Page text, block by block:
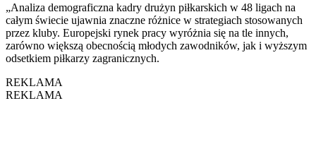
„Analiza demograficzna kadry drużyn piłkarskich w 48 ligach na
całym świecie ujawnia znaczne różnice w strategiach stosowanych
przez kluby. Europejski rynek pracy wyróżnia się na tle innych,
zarówno większą obecnością młodych zawodników, jak i wyższym
odsetkiem piłkarzy zagranicznych.
REKLAMA
REKLAMA